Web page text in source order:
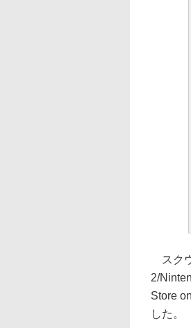
スク
2/
Store
した。